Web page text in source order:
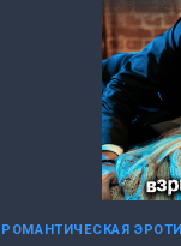
РОМАНТИЧЕСКАЯ